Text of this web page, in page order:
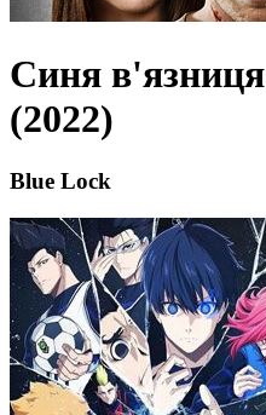
Синя в'язниця
(2022)
Blue Lock